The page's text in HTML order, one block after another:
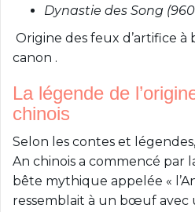
Dynastie des Song (960
Origine des feux d’artifice à
canon .
La légende de
chinois
Selon les contes et
An chinois a commencé
bête mythique appelée «
ressemblait à un bœuf avec